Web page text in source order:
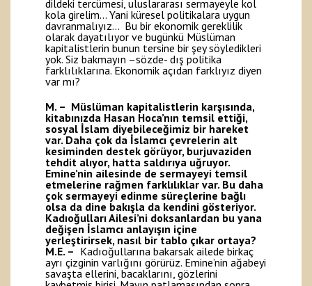
dildeki tercümesi, uluslararası sermayeyle kol
kola girelim… Yani küresel politikalara uygun
davranmalıyız… Bu bir ekonomik gereklilik
olarak dayatılıyor ve bugünkü Müslüman
kapitalistlerin bunun tersine bir şey söyledikleri
yok. Siz bakmayın –sözde- dış politika
farklılıklarına. Ekonomik açıdan farklıyız diyen
var mı?
M. – Müslüman kapitalistlerin karşısında,
kitabınızda Hasan Hoca’nın temsil ettiği,
sosyal İslam diyebileceğimiz bir hareket
var. Daha çok da İslamcı çevrelerin alt
kesiminden destek görüyor, burjuvaziden
tehdit alıyor, hatta saldırıya uğruyor.
Emine’nin ailesinde de sermayeyi temsil
etmelerine rağmen farklılıklar var. Bu daha
çok sermayeyi edinme süreçlerine bağlı
olsa da dine bakışla da kendini gösteriyor.
Kadıoğulları Ailesi’ni doksanlardan bu yana
değişen İslamcı anlayışın içine
yerleştirirsek, nasıl bir tablo çıkar ortaya?
M.E. – Kadıoğullarına bakarsak ailede birkaç
ayrı çizginin varlığını görürüz. Emine’nin ağabeyi
savaşta ellerini, bacaklarını, gözlerini